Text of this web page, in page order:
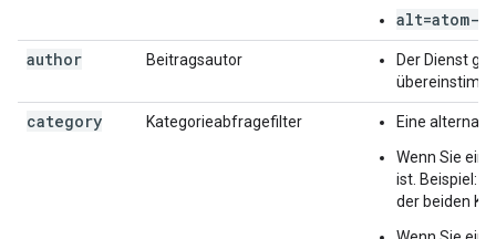
alt=atom-
author
Beitragsautor
Der Dienst
category Kategorieabfragefilter
Eine
Wenn Sie ein
ist. Beispiel:
der beiden